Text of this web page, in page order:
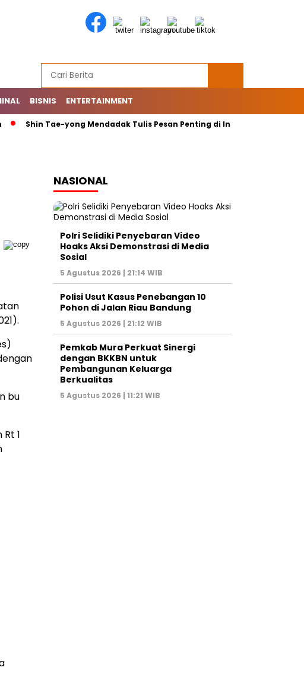
BISNIS ENTERTAINMENT
Shin Tae-yong Mendadak Tulis Pesan Penting di Instagram: Mohon…
bu
1
NASIONAL
Polri Selidiki Penyebaran Video
Hoaks Aksi Demonstrasi di Media
Sosial
5 Agustus 2026 | 21:14 WIB
Polisi Usut Kasus Penebangan 10
Pohon di Jalan Riau Bandung
5 Agustus 2026 | 21:12 WIB
Pemkab Mura Perkuat Sinergi
dengan BKKBN untuk
Pembangunan Keluarga
Berkualitas
5 Agustus 2026 | 11:21 WIB